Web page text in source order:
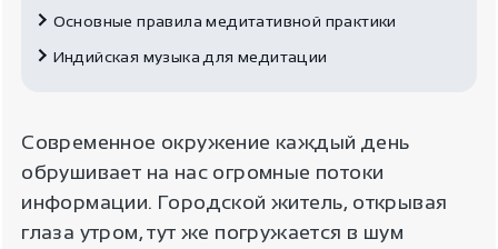
Основные правила медитативной практики
Индийская музыка для медитации
Современное окружение каждый день
обрушивает на нас огромные потоки
информации. Городской житель, открывая
глаза утром, тут же погружается в шум